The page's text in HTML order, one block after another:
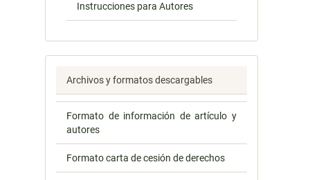
Instrucciones para Autores
Archivos y formatos descargables
Formato de información de artículo y
autores
Formato carta de cesión de derechos